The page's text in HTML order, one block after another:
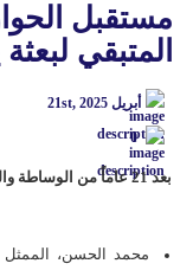
مستقبل
المتبقي
أبريل 21st, 2025
0
بعد 21 عاماً من
محمد الحسن، الممثل